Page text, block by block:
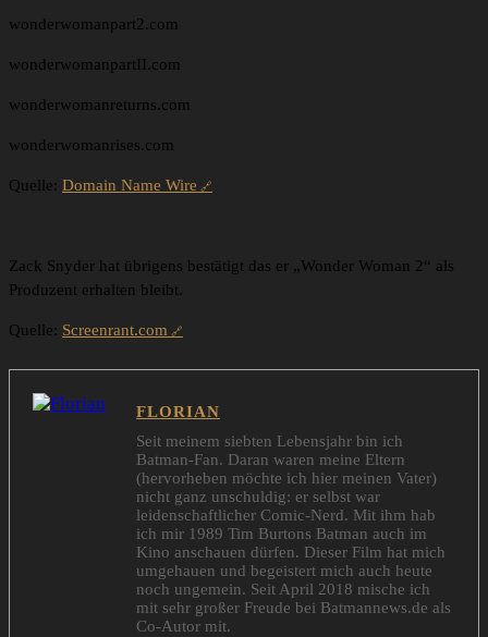
wonderwomanpart2.com
wonderwomanpartII.com
wonderwomanreturns.com
wonderwomanrises.com
Quelle: Domain Name Wire
Zack Snyder hat übrigens bestätigt das er „Wonder Woman 2“ als
Produzent erhalten bleibt.
Quelle: Screenrant.com
FLORIAN
Seit meinem siebten Lebensjahr bin ich
Batman-Fan. Daran waren meine Eltern
(hervorheben möchte ich hier meinen Vater)
nicht ganz unschuldig: er selbst war
leidenschaftlicher Comic-Nerd. Mit ihm hab
ich mir 1989 Tim Burtons Batman auch im
Kino anschauen dürfen. Dieser Film hat mich
umgehauen und begeistert mich auch heute
noch ungemein. Seit April 2018 mische ich
mit sehr großer Freude bei Batmannews.de als
Co-Autor mit.